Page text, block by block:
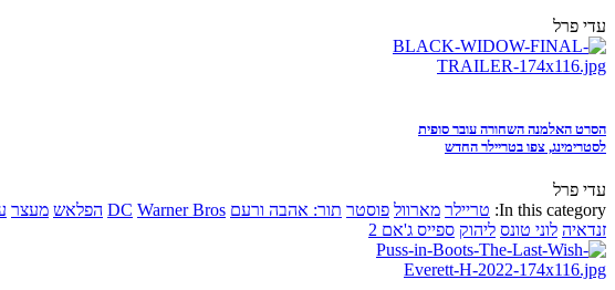
עדי פרל
הסרט האלמנה השחורה עובר סופית
לסטרימינג, צפו בטריילר החדש
עדי פרל
In this category: טריילר מארוול פוסטר תור: אהבה ורעם DC Warner Bros הפלאש מעצר
זנדאיה לוני טונס ליהוק ספייס ג'אם 2